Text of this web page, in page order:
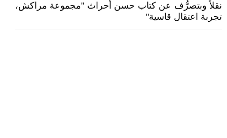
نقلاً وبتصرُّف عن كتاب حسن أحراث "مجموعة مراكش،
تجربة اعتقال قاسية"